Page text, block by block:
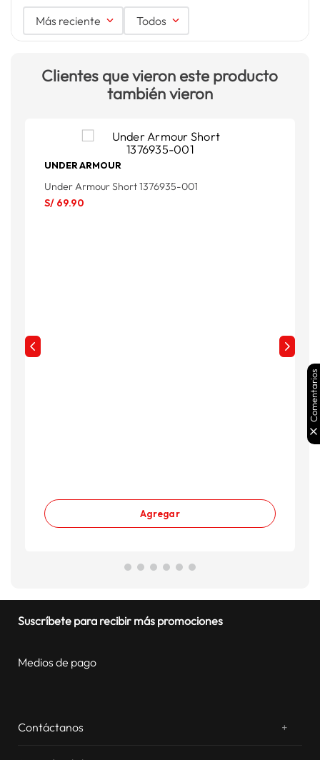
Más reciente Todos
Clientes que vieron este producto
también vieron
UNDER ARMOUR
Under Armour Short 1376935-001
S/ 69.90
Agregar
Suscríbete para recibir más promociones
Medios de pago
Contáctanos +
Comentarios